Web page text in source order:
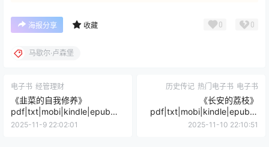
海报分享 收藏 0 0
马歇尔·卢森堡
电子书 经管理财
《韭菜的自我修养》
pdf|txt|mobi|kindle|epub电
子书下载
2025-11-9 22:02:01
历史传记 热门电子书 电子书
《长安的荔枝》
pdf|txt|mobi|kindle|epub电
子书下载
2025-11-10 22:10:51